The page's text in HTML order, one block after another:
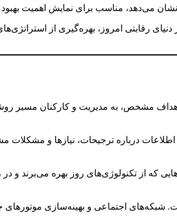
رقابتی امروز، بهره‌گیری از
مشخص، به مدیریت و کارکنان مسیر
درباره ترجیحات، نیازها و
از تکنولوژی‌های روز بهره می‌برند و
شبکه‌های اجتماعی و بهینه‌سازی